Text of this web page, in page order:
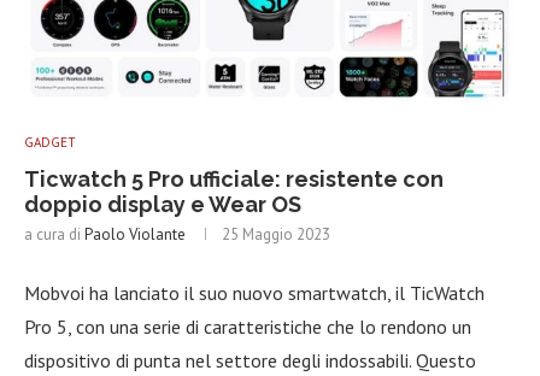
GADGET
Ticwatch 5 Pro ufficiale: resistente con
doppio display e Wear OS
a cura di Paolo Violante 25 Maggio 2023
Mobvoi ha lanciato il suo nuovo smartwatch, il TicWatch
Pro 5, con una serie di caratteristiche che lo rendono un
dispositivo di punta nel settore degli indossabili. Questo